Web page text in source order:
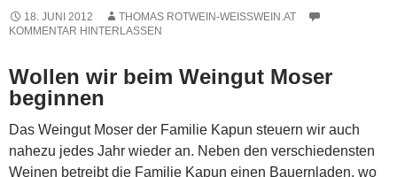
18. JUNI 2012
THOMAS ROTWEIN-WEISSWEIN.AT
KOMMENTAR HINTERLASSEN
Wollen wir beim Weingut Moser
beginnen
Das Weingut Moser der Familie Kapun steuern wir auch
nahezu jedes Jahr wieder an. Neben den verschiedensten
Weinen betreibt die Familie Kapun einen Bauernladen, wo